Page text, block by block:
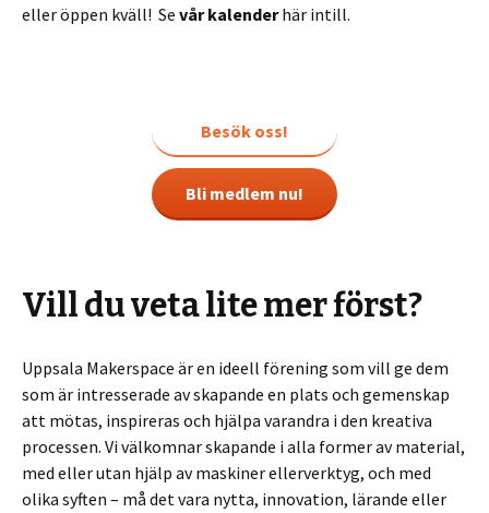
eller öppen kväll! Se vår kalenderhär intill.
Besök oss!
Bli medlem nu!
Vill du veta lite mer först?
Uppsala Makerspace är en ideell förening som vill ge dem
som är intresserade av skapande en plats och gemenskap
att mötas, inspireras och hjälpa varandra i den kreativa
processen. Vi välkomnar skapande i alla former av material,
med eller utan hjälp av maskiner ellerverktyg, och med
olika syften – må det vara nytta, innovation, lärande eller